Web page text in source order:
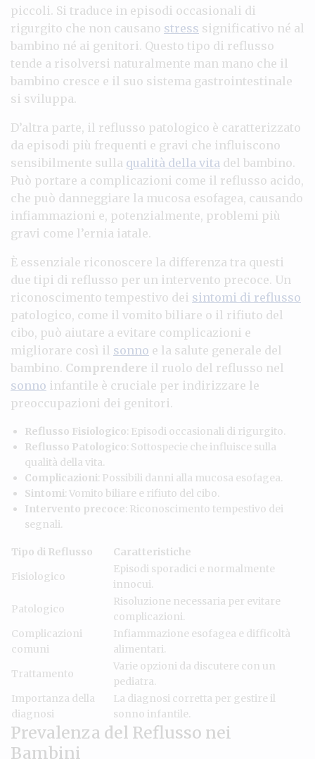
piccoli. Si traduce in episodi occasionali di
rigurgito che non causano stress significativo né al
bambino né ai genitori. Questo tipo di reflusso
tende a risolversi naturalmente man mano che il
bambino cresce e il suo sistema gastrointestinale
si sviluppa.
D’altra parte, il reflusso patologico è caratterizzato
da episodi più frequenti e gravi che influiscono
sensibilmente sulla qualità della vita del bambino.
Può portare a complicazioni come il reflusso acido,
che può danneggiare la mucosa esofagea, causando
infiammazioni e, potenzialmente, problemi più
gravi come l’ernia iatale.
È essenziale riconoscere la differenza tra questi
due tipi di reflusso per un intervento precoce. Un
riconoscimento tempestivo dei sintomi di reflusso
patologico, come il vomito biliare o il rifiuto del
cibo, può aiutare a evitare complicazioni e
migliorare così il sonno e la salute generale del
bambino. Comprendere il ruolo del reflusso nel
sonno infantile è cruciale per indirizzare le
preoccupazioni dei genitori.
Reflusso Fisiologico: Episodi occasionali di rigurgito.
Reflusso Patologico: Sottospecie che influisce sulla
qualità della vita.
Complicazioni: Possibili danni alla mucosa esofagea.
Sintomi: Vomito biliare e rifiuto del cibo.
Intervento precoce: Riconoscimento tempestivo dei
segnali.
Tipo di Reflusso
Caratteristiche
Fisiologico
Episodi sporadici e normalmente
innocui.
Patologico
Risoluzione necessaria per evitare
complicazioni.
Complicazioni
comuni
Infiammazione esofagea e difficoltà
alimentari.
Trattamento
Varie opzioni da discutere con un
pediatra.
Importanza della
diagnosi
La diagnosi corretta per gestire il
sonno infantile.
Prevalenza del Reflusso nei
Bambini